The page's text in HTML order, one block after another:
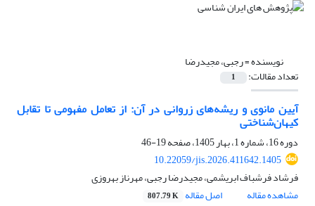
نویسنده =رجبی، مجیدرضا
تعداد مقالات: 1
آیین مانوی و ریشه‌های زروانی در آن: از تعامل مفهومی تا تقابل
کیهان‌شناختی
دوره 16، شماره 1، بهار 1405، صفحه
19-46
10.22059/jis.2026.411642.1405
فرشاد فرشباف ابریشمی، مجیدرضا رجبی، مهرناز بهروزی
مشاهده مقاله
اصل مقاله 807.79 K